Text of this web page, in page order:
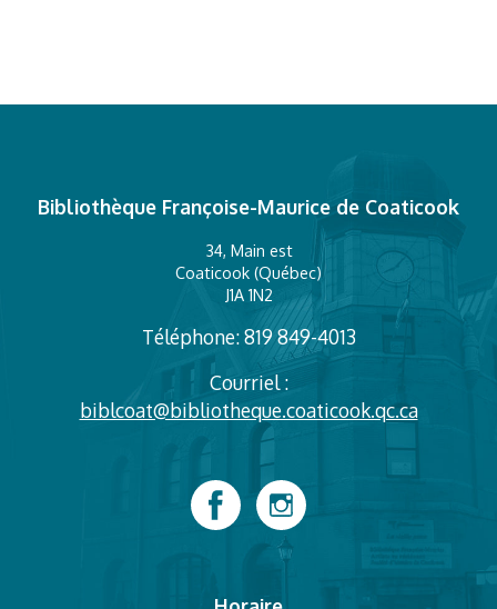
Bibliothèque Françoise-Maurice de Coaticook
34, Main est
Coaticook (Québec)
J1A 1N2
Téléphone: 819 849-4013
Courriel :
biblcoat@bibliotheque.coaticook.qc.ca